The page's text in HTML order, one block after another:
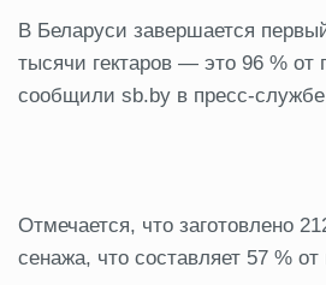
В Беларуси завершается
тысячи гектаров — это 96 % от
сообщили sb.by в пресс-службе
Отмечается, что заготовлено
сенажа, что составляет 57 %